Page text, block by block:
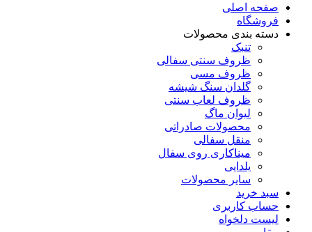
صفحه اصلی
فروشگاه
دسته بندی محصولات
تنبک
ظروف سنتی سفالی
ظروف مسی
گلدان سنگ شیشه
ظروف لعاب سنتی
لیوان ماگ
محصولات صادراتی
منقل سفالی
میناکاری روی سفال
یلدایی
سایر محصولات
سبد خرید
حساب کاربری
لیست دلخواه